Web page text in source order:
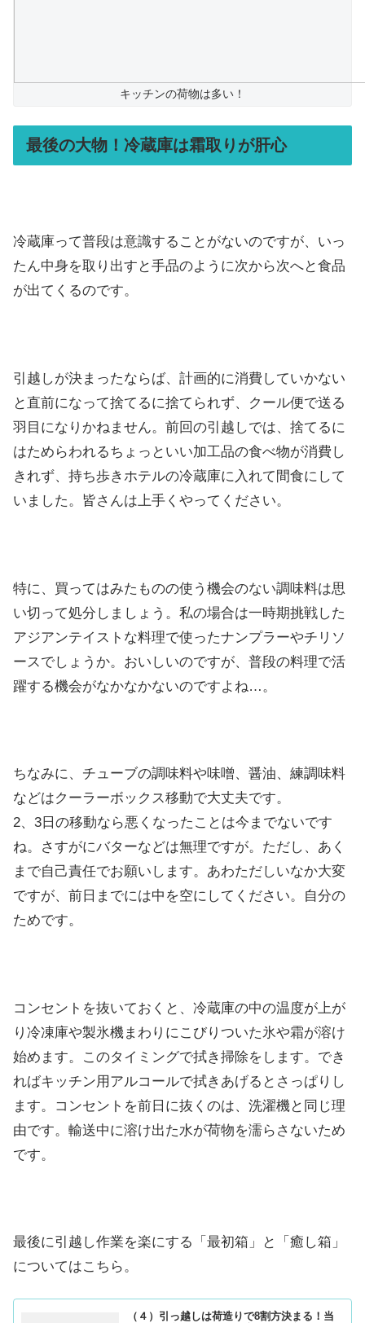
キッチンの荷物は多い！
最後の大物！冷蔵庫は霜取りが肝心
冷蔵庫って普段は意識することがないのですが、いっ
たん中身を取り出すと手品のように次から次へと食品
が出てくるのです。
引越しが決まったならば、計画的に消費していかない
と直前になって捨てるに捨てられず、クール便で送る
羽目になりかねません。前回の引越しでは、捨てるに
はためらわれるちょっといい加工品の食べ物が消費し
きれず、持ち歩きホテルの冷蔵庫に入れて間食にして
いました。皆さんは上手くやってください。
特に、買ってはみたものの使う機会のない調味料は思
い切って処分しましょう。私の場合は一時期挑戦した
アジアンテイストな料理で使ったナンプラーやチリソ
ースでしょうか。おいしいのですが、普段の料理で活
躍する機会がなかなかないのですよね…。
ちなみに、チューブの調味料や味噌、醤油、練調味料
などはクーラーボックス移動で大丈夫です。
2、3日の移動なら悪くなったことは今までないです
ね。さすがにバターなどは無理ですが。ただし、あく
まで自己責任でお願いします。あわただしいなか大変
ですが、前日までには中を空にしてください。自分の
ためです。
コンセントを抜いておくと、冷蔵庫の中の温度が上が
り冷凍庫や製氷機まわりにこびりついた氷や霜が溶け
始めます。このタイミングで拭き掃除をします。でき
ればキッチン用アルコールで拭きあげるとさっぱりし
ます。コンセントを前日に抜くのは、洗濯機と同じ理
由です。輸送中に溶け出た水が荷物を濡らさないため
です。
最後に引越し作業を楽にする「最初箱」と「癒し箱」
についてはこちら。
（４）引っ越しは荷造りで8割方決まる！当